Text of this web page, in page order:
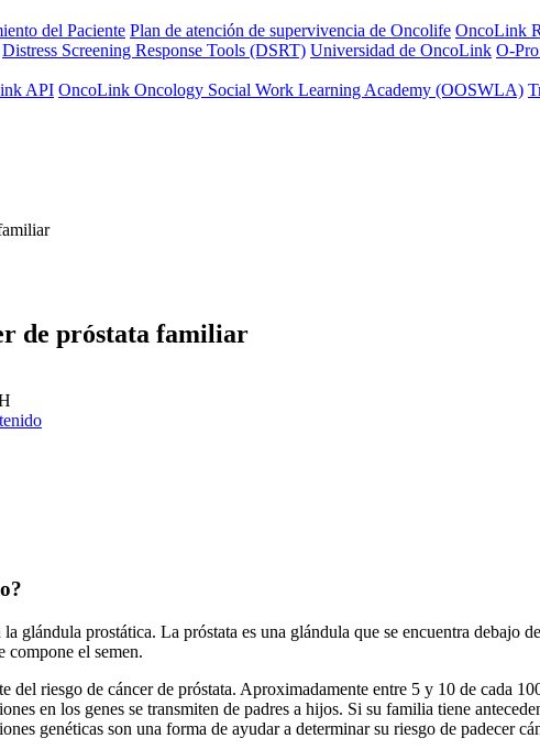
del Paciente Plan de atención de supervivencia de Oncolife OncoLink
Distress Screening Response Tools (DSRT) Universidad de OncoLink O-
API OncoLink Oncology Social Work Learning Academy (OOSWLA)
de próstata familiar
glándula prostática. La próstata es una glándula que se encuentra
compone el semen.
del riesgo de cáncer de próstata. Aproximadamente entre 5 y 10 de cada
en los genes se transmiten de padres a hijos. Si su familia tiene
genéticas son una forma de ayudar a determinar su riesgo de padecer